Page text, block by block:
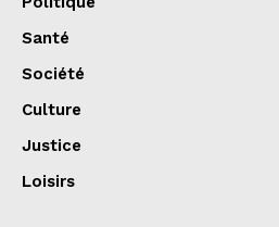
Santé
Société
Culture
Justice
Loisirs